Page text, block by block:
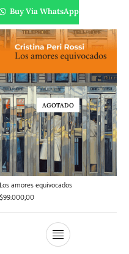
Buy Via WhatsApp
AGOTADO
Los amores equivocados
$99.000,00